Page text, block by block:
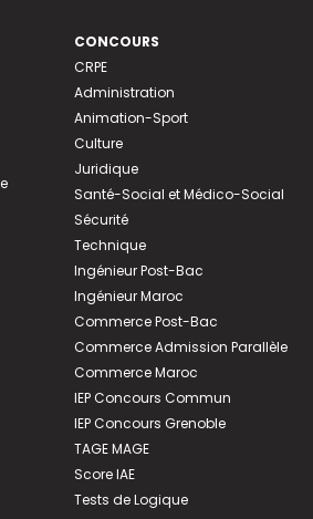
CONCOURS
CRPE
Administration
Animation-Sport
Culture
Juridique
Santé-Social et Médico-Social
Sécurité
Technique
Ingénieur Post-Bac
Ingénieur Maroc
Commerce Post-Bac
Commerce Admission Parallèle
Commerce Maroc
IEP Concours Commun
IEP Concours Grenoble
TAGE MAGE
Score IAE
Tests de Logique